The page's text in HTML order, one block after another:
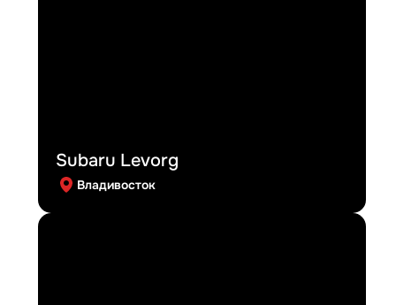
Subaru Levorg
Владивосток